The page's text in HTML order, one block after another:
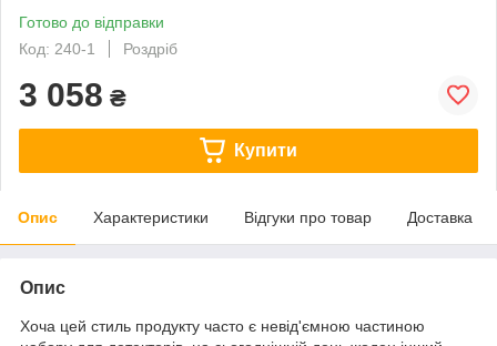
Готово до відправки
Код: 240-1
Роздріб
3 058 ₴
Купити
Опис Характеристики Відгуки про товар Доставка
Опис
Хоча цей стиль продукту часто є невід'ємною частиною